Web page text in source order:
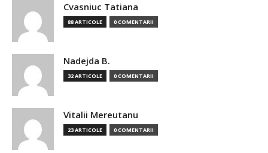
Cvasniuc Tatiana
88 ARTICOLE 0 COMENTARII
Nadejda B.
32 ARTICOLE 0 COMENTARII
Vitalii Mereutanu
23 ARTICOLE 0 COMENTARII